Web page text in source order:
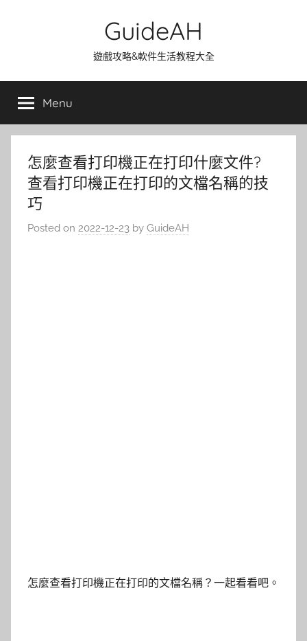
GuideAH
遊戲攻略&軟件生活教程大全
Menu
怎麼查看打印機正在打印什麼文件?
查看打印機正在打印的文檔名稱的技
巧
Posted on 2022-12-23 by GuideAH
怎麼查看打印機正在打印的文檔名稱？一起看看吧。